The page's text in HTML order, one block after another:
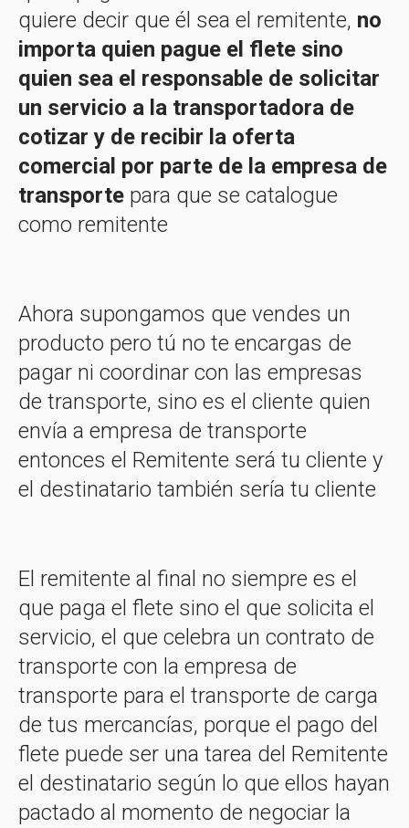
quiere decir que él sea el remitente, no
importa quien pague el flete sino
quien sea el responsable de solicitar
un servicio a la transportadora de
cotizar y de recibir la oferta
comercial por parte de la empresa de
transporte para que se catalogue
como remitente
Ahora supongamos que vendes un
producto pero tú no te encargas de
pagar ni coordinar con las empresas
de transporte, sino es el cliente quien
envía a empresa de transporte
entonces el Remitente será tu cliente y
el destinatario también sería tu cliente
El remitente al final no siempre es el
que paga el flete sino el que solicita el
servicio, el que celebra un contrato de
transporte con la empresa de
transporte para el transporte de carga
de tus mercancías, porque el pago del
flete puede ser una tarea del Remitente
el destinatario según lo que ellos hayan
pactado al momento de negociar la